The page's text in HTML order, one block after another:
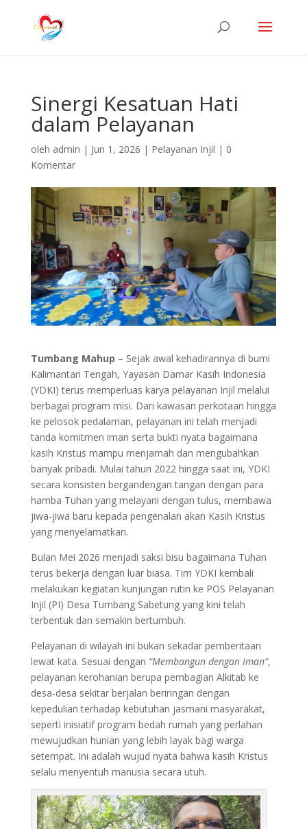
Sinergi Kesatuan Hati
dalam Pelayanan
oleh admin | Jun 1, 2026 | Pelayanan Injil | 0
Komentar
Tumbang Mahup – Sejak awal kehadirannya di bumi
Kalimantan Tengah, Yayasan Damar Kasih Indonesia
(YDKI) terus memperluas karya pelayanan Injil melalui
berbagai program misi. Dari kawasan perkotaan hingga
ke pelosok pedalaman, pelayanan ini telah menjadi
tanda komitmen iman serta bukti nyata bagaimana
kasih Kristus mampu menjamah dan mengubahkan
banyak pribadi. Mulai tahun 2022 hingga saat ini, YDKI
secara konsisten bergandengan tangan dengan para
hamba Tuhan yang melayani dengan tulus, membawa
jiwa-jiwa baru kepada pengenalan akan Kasih Kristus
yang menyelamatkan.
Bulan Mei 2026 menjadi saksi bisu bagaimana Tuhan
terus bekerja dengan luar biasa. Tim YDKI kembali
melakukan kegiatan kunjungan rutin ke POS Pelayanan
Injil (PI) Desa Tumbang Sabetung yang kini telah
terbentuk dan semakin bertumbuh.
Pelayanan di wilayah ini bukan sekadar pemberitaan
lewat kata. Sesuai dengan “Membangun dengan Iman”,
pelayanan kerohanian berupa pembagian Alkitab ke
desa-desa sekitar berjalan beriringan dengan
kepedulian terhadap kebutuhan jasmani masyarakat,
seperti inisiatif program bedah rumah yang perlahan
mewujudkan hunian yang lebih layak bagi warga
setempat. Ini adalah wujud nyata bahwa kasih Kristus
selalu menyentuh manusia secara utuh.